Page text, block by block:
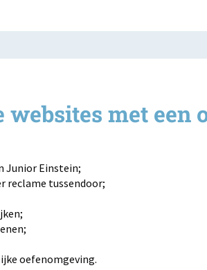
met een
Junior Einstein;
reclame tussendoor;
oefenomgeving.